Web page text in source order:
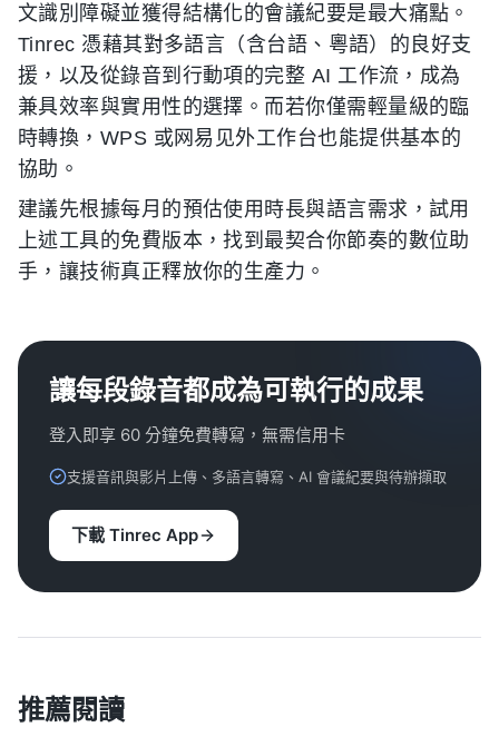
文識別障礙並獲得結構化的會議紀要是最大痛點。
Tinrec 憑藉其對多語言（含台語、粵語）的良好支
援，以及從錄音到行動項的完整 AI 工作流，成為
兼具效率與實用性的選擇。而若你僅需輕量級的臨
時轉換，WPS 或网易见外工作台也能提供基本的
協助。
建議先根據每月的預估使用時長與語言需求，試用
上述工具的免費版本，找到最契合你節奏的數位助
手，讓技術真正釋放你的生產力。
讓每段錄音都成為可執行的成果
登入即享 60 分鐘免費轉寫，無需信用卡
支援音訊與影片上傳、多語言轉寫、AI 會議紀要與待辦擷取
下載 Tinrec App
推薦閱讀